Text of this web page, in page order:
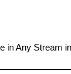
in Any Stream